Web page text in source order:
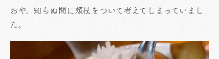
おや、知らぬ間に頬杖をついて考えてしまっていまし
た。